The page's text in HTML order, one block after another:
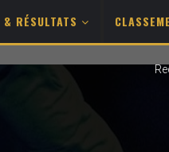
& RÉSULTATS